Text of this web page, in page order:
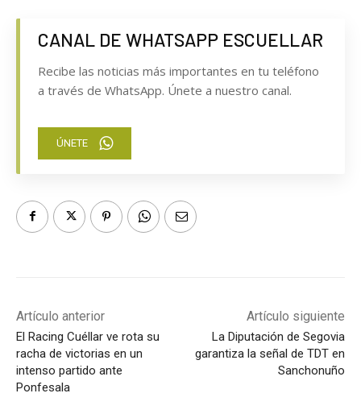
CANAL DE WHATSAPP ESCUELLAR
Recibe las noticias más importantes en tu teléfono
a través de WhatsApp. Únete a nuestro canal.
ÚNETE
Artículo anterior
El Racing Cuéllar ve rota su
racha de victorias en un
intenso partido ante
Ponfesala
Artículo siguiente
La Diputación de Segovia
garantiza la señal de TDT en
Sanchonuño